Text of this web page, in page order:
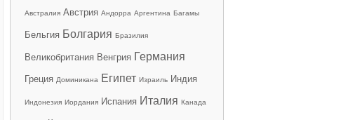
Австралия Австрия Андорра Аргентина Багамы
Бельгия Болгария Бразилия
Великобритания Венгрия Германия
Греция Доминикана Египет Израиль Индия
Индонезия Иордания Испания Италия Канада